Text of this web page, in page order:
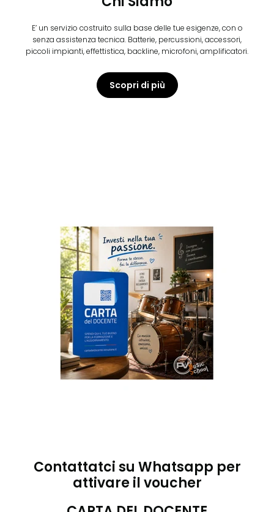
E’ un servizio costruito sulla base delle tue esigenze, con o
senza assistenza tecnica. Batterie, percussioni, accessori,
piccoli impianti, effettistica, backline, microfoni, amplificatori.
Scopri di più
Contattatci su Whatsapp per
attivare il voucher